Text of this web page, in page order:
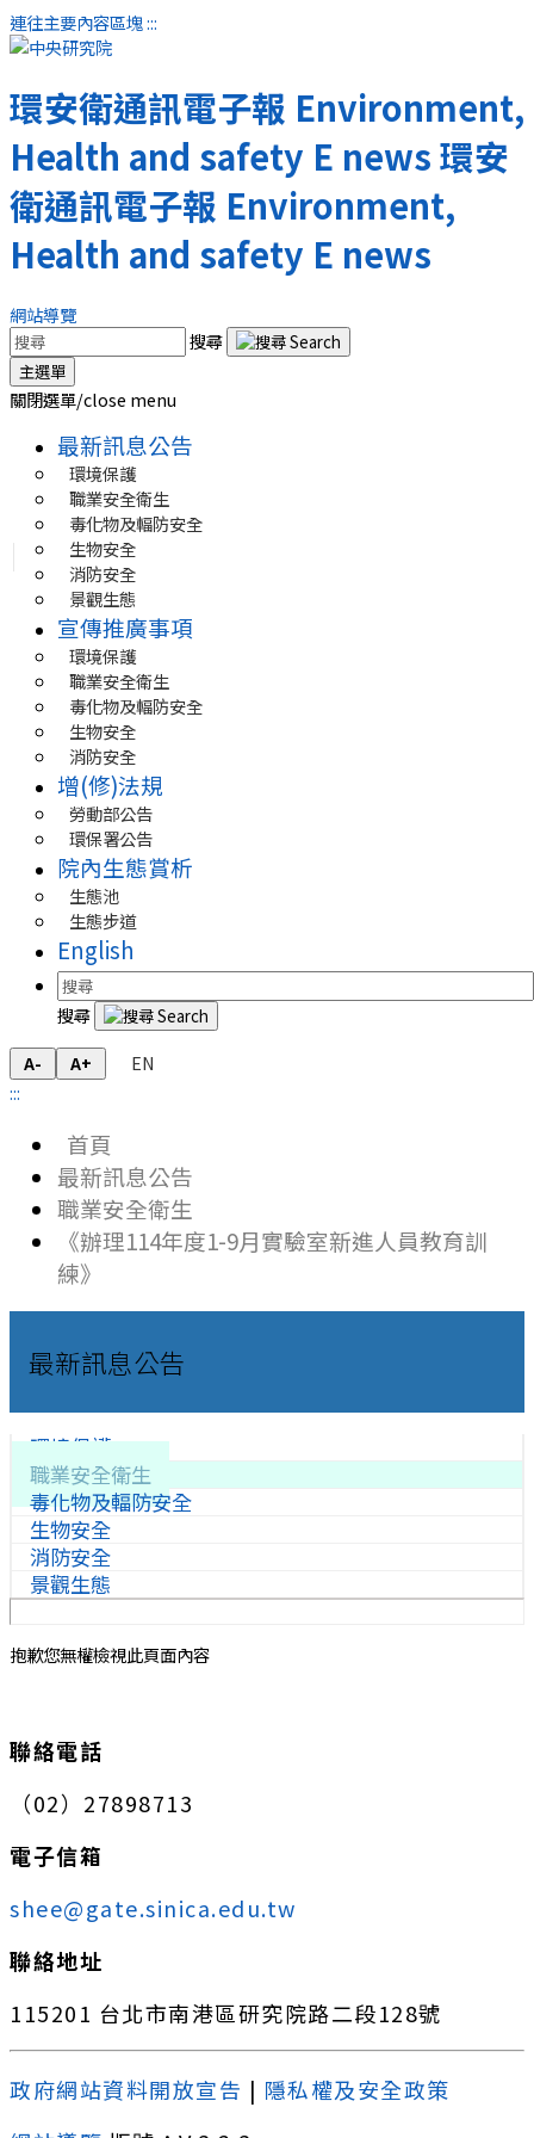
連往主要內容區塊:::
環安衛通訊電子報 Environment,
Health and safety E news環安
衛通訊電子報 Environment,
Health and safety E news
網站導覽
搜尋
主選單
關閉選單/close menu
最新訊息公告
環境保護
職業安全衛生
毒化物及輻防安全
生物安全
消防安全
景觀生態
宣傳推廣事項
環境保護
職業安全衛生
毒化物及輻防安全
生物安全
消防安全
增(修)法規
勞動部公告
環保署公告
院內生態賞析
生態池
生態步道
English
搜尋
A- A+
EN
:::
首頁
最新訊息公告
職業安全衛生
《辦理114年度1-9月實驗室新進人員教育訓
練》
最新訊息公告
環境保護
職業安全衛生
毒化物及輻防安全
生物安全
消防安全
景觀生態
抱歉您無權檢視此頁面內容
聯絡電話
（02）27898713
電子信箱
shee@gate.sinica.edu.tw
聯絡地址
115201 台北市南港區研究院路二段128號
政府網站資料開放宣告 | 隱私權及安全政策